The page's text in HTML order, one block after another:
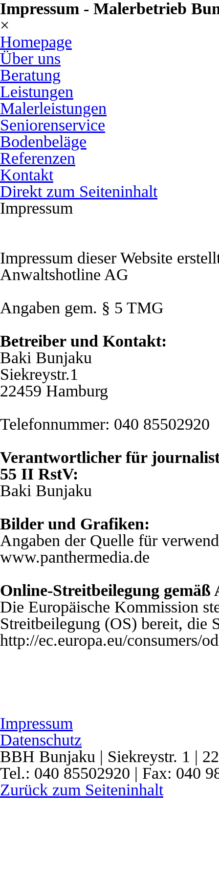
Impressum - Malerbetrieb
×
Homepage
Über uns
Beratung
Leistungen
Malerleistungen
Seniorenservice
Bodenbeläge
Referenzen
Kontakt
Direkt zum Seiteninhalt
Impressum
Impressum dieser Website
Anwaltshotline AG
Angaben gem. § 5 TMG
Betreiber und Kontakt:
Baki Bunjaku
Siekreystr.1
22459 Hamburg
Telefonnummer: 040 85502920
Verantwortlicher für
55 II RstV:
Baki Bunjaku
Bilder und Grafiken:
Angaben der Quelle für
www.panthermedia.de
Online-Streitbeilegung
Die Europäische Kommission
Streitbeilegung (OS) bereit, die
http://ec.europa.eu/consumers/
Impressum
Datenschutz
BBH Bunjaku | Siekreystr. 1 |
Tel.: 040 85502920 | Fax: 040
Zurück zum Seiteninhalt